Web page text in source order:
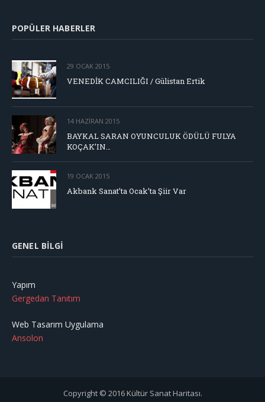
POPÜLER HABERLER
29 OCAK 2015
VENEDİK CAMCILIĞI / Gülistan Ertik
14 HAZIRAN 2015
BAYKAL SARAN OYUNCULUK ÖDÜLÜ FULYA
KOÇAK’IN…
19 OCAK 2015
Akbank Sanat’ta Ocak’ta Şiir Var
GENEL BILGI
Yapım
Gergedan Tanıtım
Web Tasarım Uygulama
Ansolon
Copyright © 2016 Kültür Sanat Haritası.